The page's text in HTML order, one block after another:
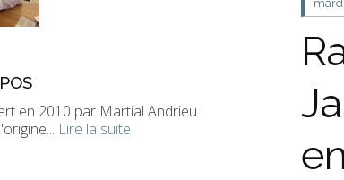
en 2010 par Martial Andrieu
Lire la suite